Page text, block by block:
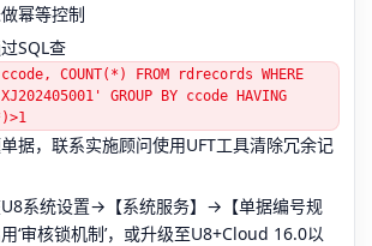
幂等控制
SQL查
ccode, COUNT(*) FROM rdrecords WHERE
GROUP BY ccode HAVING
据，联系实施顾问使用UFT工具清除冗余记
U8系统设置→【系统服务】→【单据编号规
‘审核锁机制’，或升级至U8+Cloud 16.0以